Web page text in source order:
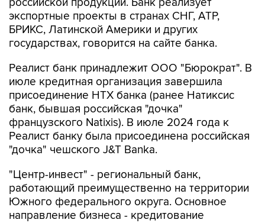
экспортные проекты в странах СНГ, АТР,
БРИКС, Латинской Америки и других
государствах, говорится на сайте банка.
Реалист банк принадлежит ООО "Бюрократ". В
июле кредитная организация завершила
присоединение НТХ банка (ранее Натиксис
банк, бывшая российская "дочка"
французского Natixis). В июле 2024 года к
Реалист банку была присоединена российская
"дочка" чешского J&T Banka.
"Центр-инвест" - региональный банк,
работающий преимущественно на территории
Южного федерального округа. Основное
направление бизнеса - кредитование